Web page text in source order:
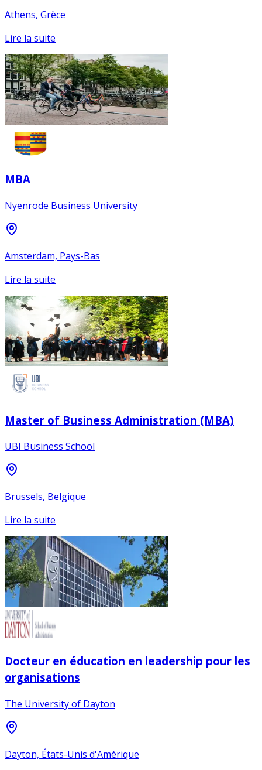
Athens, Grèce
Lire la suite
MBA
Nyenrode Business University
Amsterdam, Pays-Bas
Lire la suite
Master of Business Administration (MBA)
UBI Business School
Brussels, Belgique
Lire la suite
Docteur en éducation en leadership pour les
organisations
The University of Dayton
Dayton, États-Unis d'Amérique